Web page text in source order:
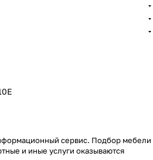
сервис. Подбор мебели
и иные услуги оказываются